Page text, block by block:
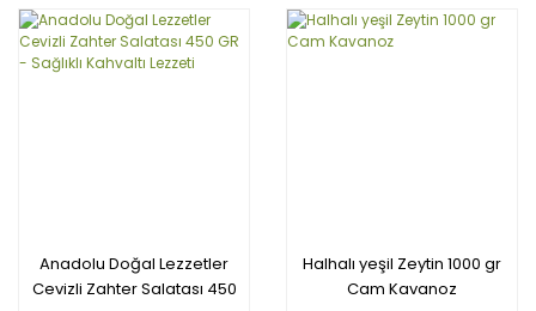
Anadolu Doğal Lezzetler
Cevizli Zahter Salatası 450
Halhalı yeşil Zeytin 1000 gr
Cam Kavanoz